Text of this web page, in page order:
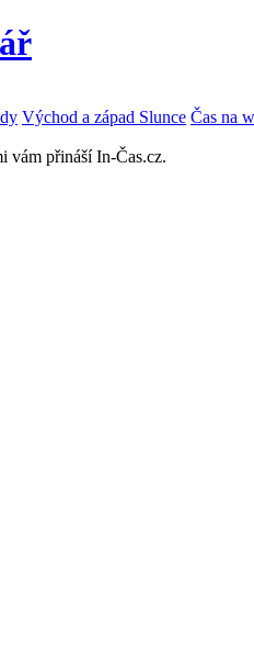
Východ a západ Slunce Čas na
vám přináší In-Čas.cz.